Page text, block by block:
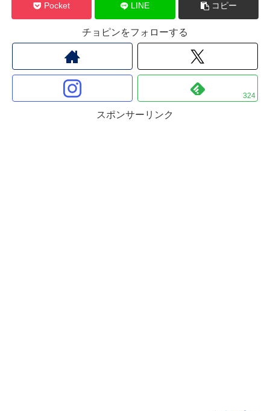
Pocket LINE コピー
チョピンをフォローする
324
スポンサーリンク